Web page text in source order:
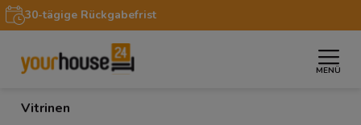
30-tägige Rückgabefrist
MENÜ
Startseite » Möbel
Vitrinen